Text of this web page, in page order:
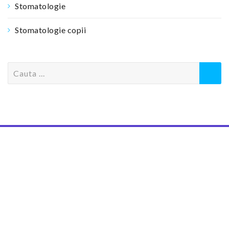
Stomatologie
Stomatologie copii
h